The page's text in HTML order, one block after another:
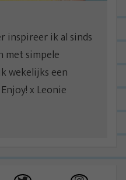
inspireer ik al sinds
met simpele
wekelijks een
x Leonie